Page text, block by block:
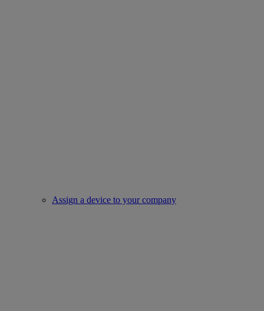
Assign a device to your company